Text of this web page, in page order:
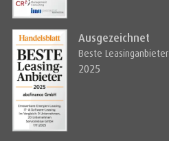
Ausgezeichnet
Beste Leasinganbieter
2025